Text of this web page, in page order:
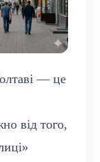
— це
від того,